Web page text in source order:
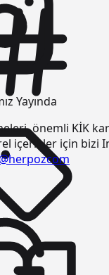
Yayında
önemli KİK
içerikler için bizi
@herpozcom